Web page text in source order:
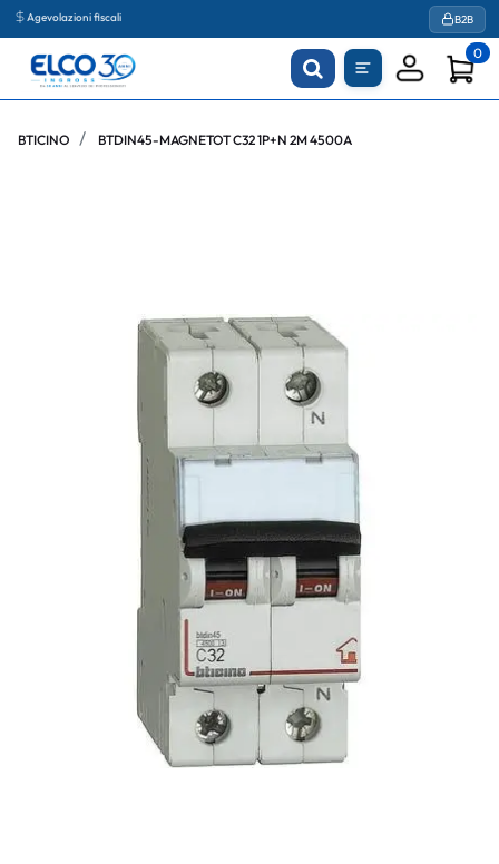
Agevolazioni fiscali B2B
0
BTICINO BTDIN45-MAGNETOT C32 1P+N 2M 4500A